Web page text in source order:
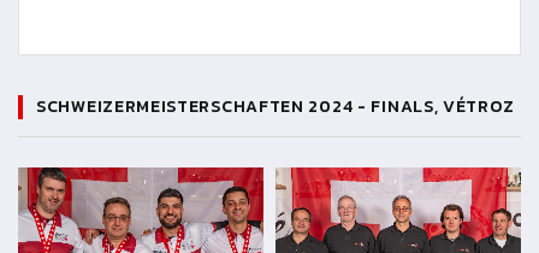
SCHWEIZERMEISTERSCHAFTEN 2024 - FINALS, VÉTROZ